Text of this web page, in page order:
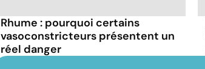
Rhume : pourquoi certains
vasoconstricteurs présentent un
réel danger